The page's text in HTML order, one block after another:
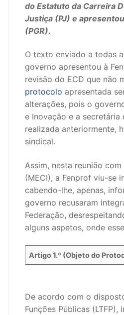
do Estatuto da Carreira
Justiça (PJ) e
(PGR).
O texto enviado a todas
governo apresentou à
revisão do ECD que não
protocolo apresentada
alterações, pois o
e Inovação e a
realizada anteriormente,
sindical.
Assim, nesta reunião
(MECI), a Fenprof viu-se
cabendo-lhe, apenas,
governo recusaram
Federação,
alguns aspetos, onde
Artigo 1.º (Objeto do
De acordo com o
Funções Públicas